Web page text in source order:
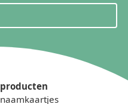
producten
naamkaartjes